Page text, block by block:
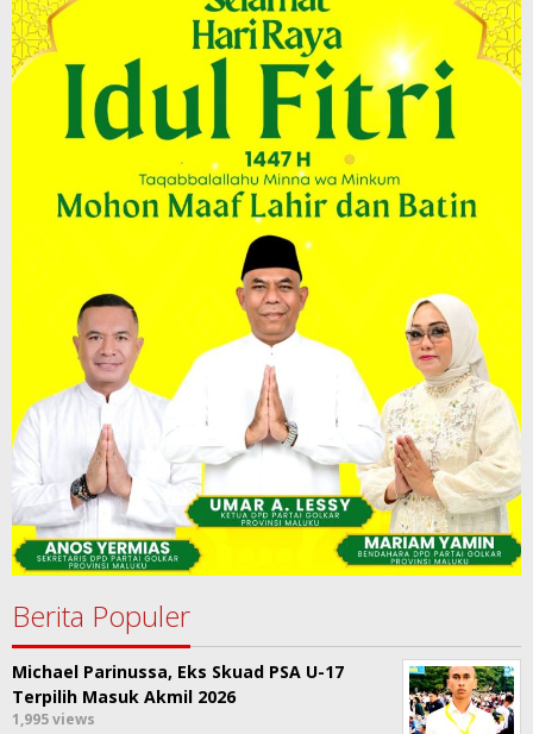
Berita Populer
Michael Parinussa, Eks Skuad PSA U-17
Terpilih Masuk Akmil 2026
1,995 views